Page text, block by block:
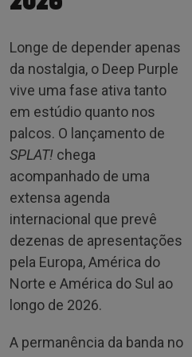
Longe de depender apenas
da nostalgia, o Deep Purple
vive uma fase ativa tanto
em estúdio quanto nos
palcos. O lançamento de
SPLAT! chega
acompanhado de uma
extensa agenda
internacional que prevê
dezenas de apresentações
pela Europa, América do
Norte e América do Sul ao
longo de 2026.
A permanência da banda no